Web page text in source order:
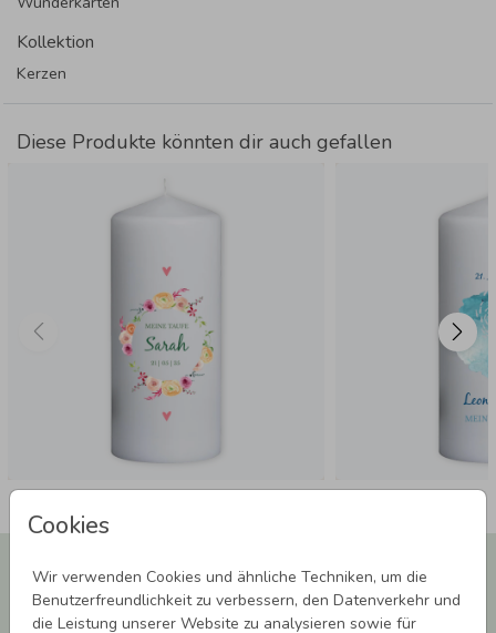
Cookies
Wir verwenden Cookies und ähnliche Techniken, um die
Benutzerfreundlichkeit zu verbessern, den Datenverkehr und
die Leistung unserer Website zu analysieren sowie für
Kollektion
Kerzen
Diese Produkte könnten dir auch gefallen
sichern!
Melde Dich zu unserem Newsletter an und bleibe auf dem